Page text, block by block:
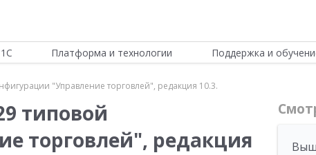
Платформа и технологии Поддержка и
"Управление торговлей", редакция 10.3.
типовой
торговлей", редакция